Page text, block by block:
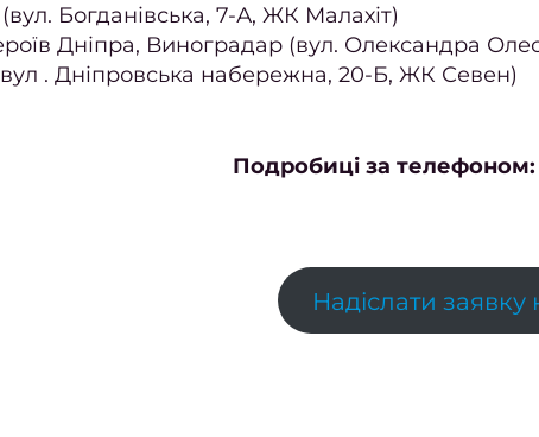
Богданівська, 7-А, ЖК Малахiт)
Дніпра, Виноградар (вул. Олександра
. Дніпровська набережна, 20-Б, ЖК Севен)
Подробицi за телефоном:
Надіслати заявку